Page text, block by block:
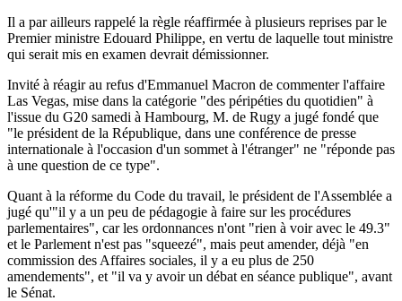
Il a par ailleurs rappelé la règle réaffirmée à plusieurs reprises par le
Premier ministre Edouard Philippe, en vertu de laquelle tout ministre
qui serait mis en examen devrait démissionner.
Invité à réagir au refus d'Emmanuel Macron de commenter l'affaire
Las Vegas, mise dans la catégorie "des péripéties du quotidien" à
l'issue du G20 samedi à Hambourg, M. de Rugy a jugé fondé que
"le président de la République, dans une conférence de presse
internationale à l'occasion d'un sommet à l'étranger" ne "réponde pas
à une question de ce type".
Quant à la réforme du Code du travail, le président de l'Assemblée a
jugé qu'"il y a un peu de pédagogie à faire sur les procédures
parlementaires", car les ordonnances n'ont "rien à voir avec le 49.3"
et le Parlement n'est pas "squeezé", mais peut amender, déjà "en
commission des Affaires sociales, il y a eu plus de 250
amendements", et "il va y avoir un débat en séance publique", avant
le Sénat.